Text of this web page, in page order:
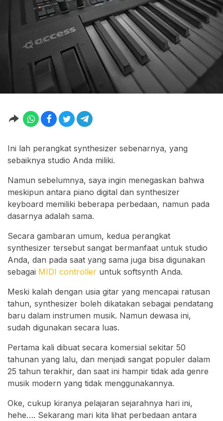
Ini lah perangkat synthesizer sebenarnya, yang
sebaiknya studio Anda miliki.
Namun sebelumnya, saya ingin menegaskan bahwa
meskipun antara piano digital dan synthesizer
keyboard memiliki beberapa perbedaan, namun pada
dasarnya adalah sama.
Secara gambaran umum, kedua perangkat
synthesizer tersebut sangat bermanfaat untuk studio
Anda, dan pada saat yang sama juga bisa digunakan
sebagai MIDI controller untuk softsynth Anda.
Meski kalah dengan usia gitar yang mencapai ratusan
tahun, synthesizer boleh dikatakan sebagai pendatang
baru dalam instrumen musik. Namun dewasa ini,
sudah digunakan secara luas.
Pertama kali dibuat secara komersial sekitar 50
tahunan yang lalu, dan menjadi sangat populer dalam
25 tahun terakhir, dan saat ini hampir tidak ada genre
musik modern yang tidak menggunakannya.
Oke, cukup kiranya pelajaran sejarahnya hari ini,
hehe…. Sekarang mari kita lihat perbedaan antara